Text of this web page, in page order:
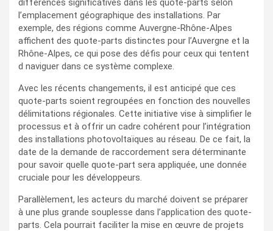
différences significatives dans les quote-parts selon
l’emplacement géographique des installations. Par
exemple, des régions comme Auvergne-Rhône-Alpes
affichent des quote-parts distinctes pour l’Auvergne et la
Rhône-Alpes, ce qui pose des défis pour ceux qui tentent
d naviguer dans ce système complexe.
Avec les récents changements, il est anticipé que ces
quote-parts soient regroupées en fonction des nouvelles
délimitations régionales. Cette initiative vise à simplifier le
processus et à offrir un cadre cohérent pour l’intégration
des installations photovoltaïques au réseau. De ce fait, la
date de la demande de raccordement sera déterminante
pour savoir quelle quote-part sera appliquée, une donnée
cruciale pour les développeurs.
Parallèlement, les acteurs du marché doivent se préparer
à une plus grande souplesse dans l’application des quote-
parts. Cela pourrait faciliter la mise en œuvre de projets